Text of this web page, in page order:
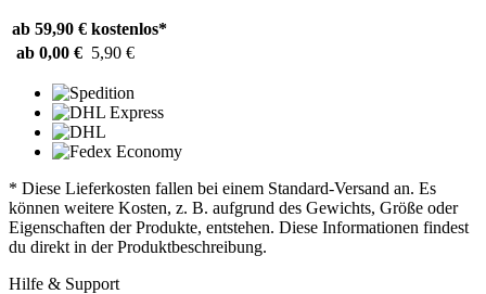
ab 59,90 € kostenlos*
ab 0,00 € 5,90 €
* Diese Lieferkosten fallen bei einem Standard-Versand an. Es
können weitere Kosten, z. B. aufgrund des Gewichts, Größe oder
Eigenschaften der Produkte, entstehen. Diese Informationen findest
du direkt in der Produktbeschreibung.
Hilfe & Support